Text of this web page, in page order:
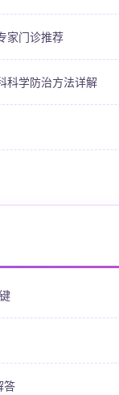
家门诊推荐
科学防治方法详解
答